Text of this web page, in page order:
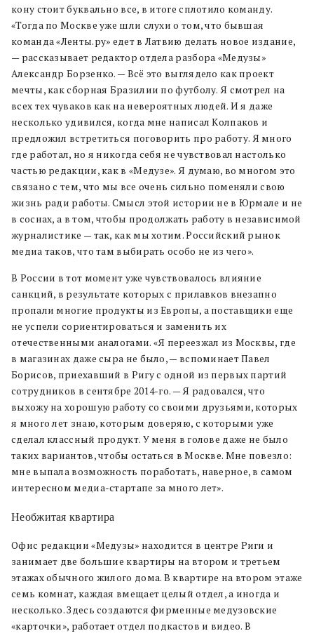
кону стоит буквально все, в итоге сплотило команду.
«Тогда по Москве уже шли слухи о том, что бывшая
команда «Ленты.ру» едет в Латвию делать новое издание,
— рассказывает редактор отдела разбора «Медузы»
Александр Борзенко. — Всё это выглядело как проект
мечты, как сборная Бразилии по футболу. Я смотрел на
всех тех чуваков как на невероятных людей. И я даже
несколько удивился, когда мне написал Колпаков и
предложил встретиться поговорить про работу. Я много
где работал, но я никогда себя не чувствовал настолько
частью редакции, как в «Медузе». Я думаю, во многом это
связано с тем, что мы все очень сильно поменяли свою
жизнь ради работы. Смысл этой истории не в Юрмале и не
в соснах, а в том, чтобы продолжать работу в независимой
журналистике — так, как мы хотим. Российский рынок
медиа таков, что там выбирать особо не из чего».
В России в тот момент уже чувствовалось влияние
санкций, в результате которых с прилавков внезапно
пропали многие продукты из Европы, а поставщики еще
не успели сориентироваться и заменить их
отечественными аналогами. «Я переезжал из Москвы, где
в магазинах даже сыра не было, — вспоминает Павел
Борисов, приехавший в Ригу с одной из первых партий
сотрудников в сентябре 2014-го. — Я радовался, что
выхожу на хорошую работу со своими друзьями, которых
я много лет знаю, которым доверяю, с которыми уже
сделал классный продукт. У меня в голове даже не было
таких вариантов, чтобы остаться в Москве. Мне повезло:
мне выпала возможность поработать, наверное, в самом
интересном медиа-стартапе за много лет».
Необжитая квартира
Офис редакции «Медузы» находится в центре Риги и
занимает две большие квартиры на втором и третьем
этажах обычного жилого дома. В квартире на втором этаже
семь комнат, каждая вмещает целый отдел, а иногда и
несколько. Здесь создаются фирменные медузовские
«карточки», работает отдел подкастов и видео. В